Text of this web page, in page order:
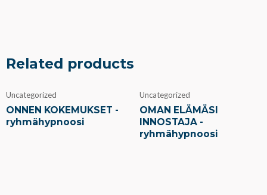
Related products
Uncategorized
ONNEN KOKEMUKSET -
ryhmähypnoosi
Uncategorized
OMAN ELÄMÄSI
INNOSTAJA -
ryhmähypnoosi